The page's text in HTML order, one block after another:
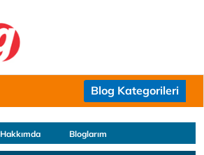
Blog Kategorileri
Hakkımda Bloglarım